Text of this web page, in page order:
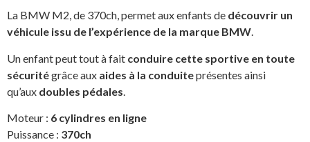
La BMW M2, de 370ch, permet aux enfants de découvrir un
véhicule issu de l’expérience de la marque BMW.
Un enfant peut tout à fait conduire cette sportive en toute
sécuritégrâce aux aides à la conduiteprésentes ainsi
qu’aux doubles pédales
Moteur : 6 cylindres en ligne
Puissance : 370ch